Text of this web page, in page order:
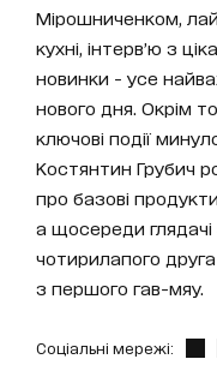
Мірошниченком,
кухні, інтерв’ю з
новинки - усе
нового дня. Окрім
ключові події
Костянтин Грубич
про базові
а щосереди
чотирилапого
з першого гав-мяу.
Соціальні мережі: